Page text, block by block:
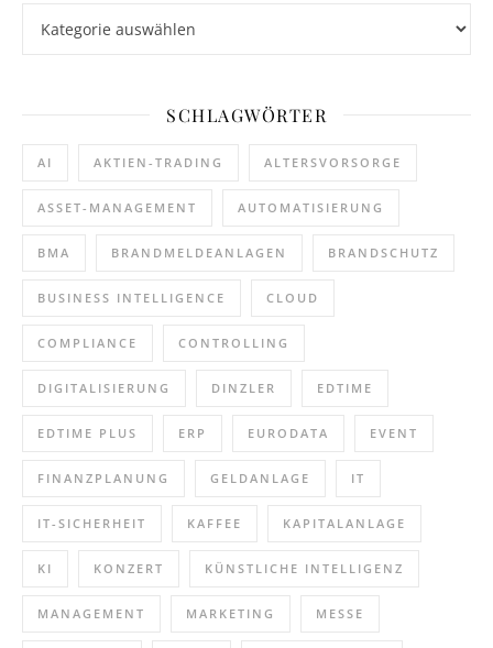
SCHLAGWÖRTER
AI AKTIEN-TRADING ALTERSVORSORGE
ASSET-MANAGEMENT AUTOMATISIERUNG
BMA BRANDMELDEANLAGEN BRANDSCHUTZ
BUSINESS INTELLIGENCE CLOUD
COMPLIANCE CONTROLLING
DIGITALISIERUNG DINZLER EDTIME
EDTIME PLUS ERP EURODATA EVENT
FINANZPLANUNG GELDANLAGE IT
IT-SICHERHEIT KAFFEE KAPITALANLAGE
KI KONZERT KÜNSTLICHE INTELLIGENZ
MANAGEMENT MARKETING MESSE